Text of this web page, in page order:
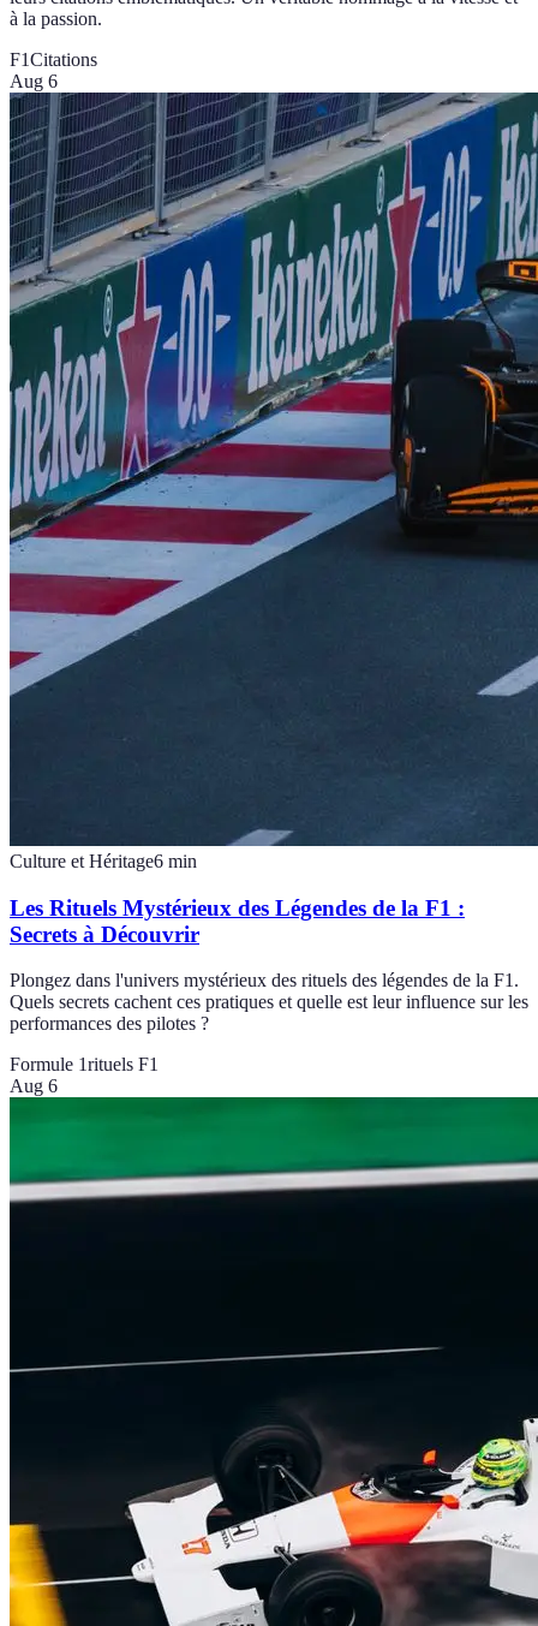
à la passion.
F1Citations
Aug 6
Culture et Héritage6 min
Les Rituels Mystérieux des Légendes de la F1 :
Secrets à Découvrir
Plongez dans l'univers mystérieux des rituels des légendes de la F1.
Quels secrets cachent ces pratiques et quelle est leur influence sur les
performances des pilotes ?
Formule 1rituels F1
Aug 6